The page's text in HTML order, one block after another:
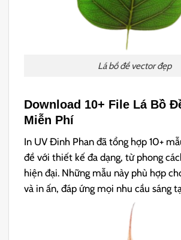
Lá bồ đề vector đẹp
Download 10+ File Lá Bồ
Miễn Phí
In UV Đinh Phan đã tổng hợp 10+
đề với thiết kế đa dạng, từ phong
hiện đại. Những mẫu này phù hợp
và in ấn, đáp ứng mọi nhu cầu sáng